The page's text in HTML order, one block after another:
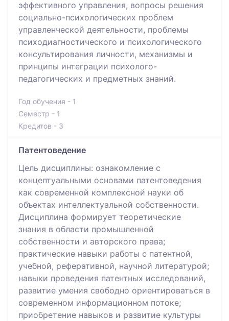
эффективного управления, вопросы решения
социально-психологических проблем
управленческой деятельности, проблемы
психодиагностического и психологического
консультирования личности, механизмы и
принципы интеграции психолого-
педагогических и предметных знаний.
Год обучения - 1
Семестр - 1
Кредитов - 3
Патентоведение
Цель дисциплины: ознакомление с
концептуальными основами патентоведения
как современной комплексной науки об
объектах интеллектуальной собственности.
Дисциплина формирует теоретические
знания в области промышленной
собственности и авторского права;
практические навыки работы с патентной,
учебной, реферативной, научной литературой;
навыки проведения патентных исследований,
развитие умения свободно ориентироваться в
современном информационном потоке;
приобретение навыков и развитие культуры